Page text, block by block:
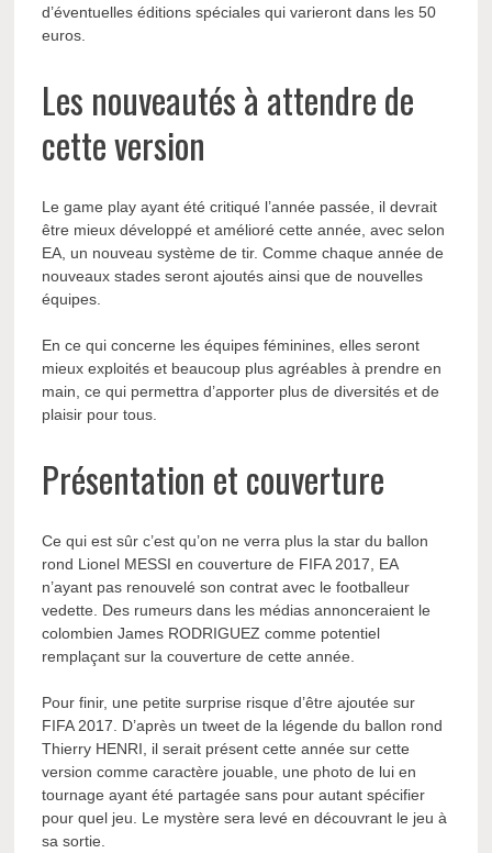
d’éventuelles éditions spéciales qui varieront dans les 50
euros.
Les nouveautés à attendre de
cette version
Le game play ayant été critiqué l’année passée, il devrait
être mieux développé et amélioré cette année, avec selon
EA, un nouveau système de tir. Comme chaque année de
nouveaux stades seront ajoutés ainsi que de nouvelles
équipes.
En ce qui concerne les équipes féminines, elles seront
mieux exploités et beaucoup plus agréables à prendre en
main, ce qui permettra d’apporter plus de diversités et de
plaisir pour tous.
Présentation et couverture
Ce qui est sûr c’est qu’on ne verra plus la star du ballon
rond Lionel MESSI en couverture de FIFA 2017, EA
n’ayant pas renouvelé son contrat avec le footballeur
vedette. Des rumeurs dans les médias annonceraient le
colombien James RODRIGUEZ comme potentiel
remplaçant sur la couverture de cette année.
Pour finir, une petite surprise risque d’être ajoutée sur
FIFA 2017. D’après un tweet de la légende du ballon rond
Thierry HENRI, il serait présent cette année sur cette
version comme caractère jouable, une photo de lui en
tournage ayant été partagée sans pour autant spécifier
pour quel jeu. Le mystère sera levé en découvrant le jeu à
sa sortie.